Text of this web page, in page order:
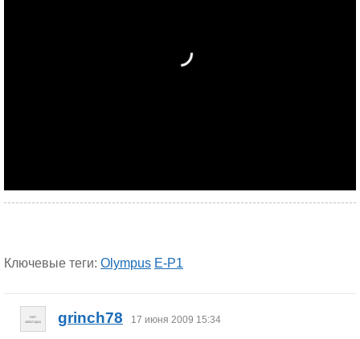
Ключевые теги: Olympus E-P1
grinch78 17 июня 2009 15:34